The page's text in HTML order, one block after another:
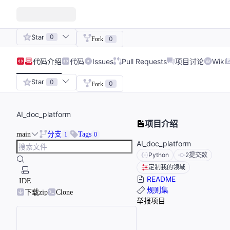
Star 0 Fork 0
代码介绍 代码 Issues Pull Requests 项目讨论 Wiki
Star 0 Fork 0
AI_doc_platform
main 分支 1 Tags 0
IDE
下载zip
Clone
项目介绍
AI_doc_platform
Python 2提交数
定制我的领域
README
规则集
举报项目